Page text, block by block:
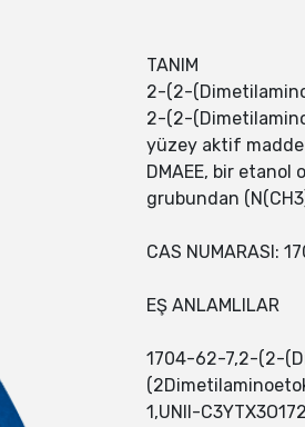
TANIM
2-(2-
2-(2-
yüzey aktif madde
DMAEE, bir etanol
grubundan
CAS NUMARASI:
EŞ ANLAMLILAR
1704-62-7,2-(2-
1,UNII-